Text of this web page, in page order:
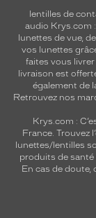
lentilles de
audio Krys.com
lunettes de vue, de
vos lunettes
faites vous
livraison est
également de
Retrouvez nos
Krys.com :
France. Trouvez
lunettes/lentilles
produits de santé
En cas de doute,